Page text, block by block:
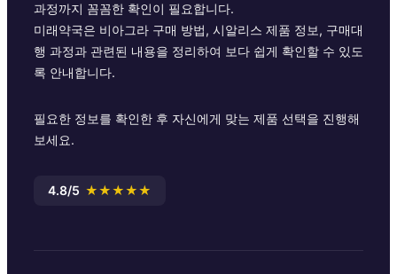
과정까지 꼼꼼한 확인이 필요합니다.
미래약국은 비아그라 구매 방법, 시알리스 제품 정보, 구매대
행 과정과 관련된 내용을 정리하여 보다 쉽게 확인할 수 있도
록 안내합니다.
필요한 정보를 확인한 후 자신에게 맞는 제품 선택을 진행해
보세요.
4.8/5 ★★★★★